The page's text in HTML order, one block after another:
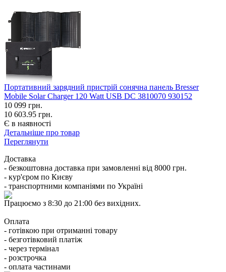
Портативний зарядний пристрій сонячна панель Bresser
Mobile Solar Charger 120 Watt USB DC 3810070 930152
10 099 грн.
10 603.95 грн.
Є в наявності
Детальніше про товар
Переглянути
Доставка
- безкоштовна доставка при замовленні від 8000 грн.
- кур'єром по Києву
- транспортними компаніями по Україні
Працюємо з 8:30 до 21:00 без вихідних.
Оплата
- готівкою при отриманні товару
- безготівковий платіж
- через термінал
- розстрочка
- оплата частинами